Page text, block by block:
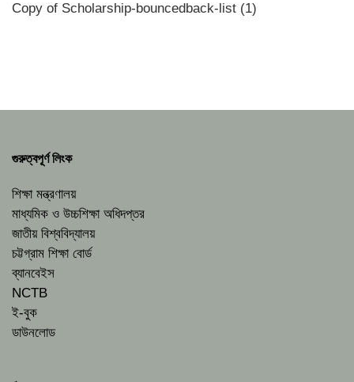
Copy of Scholarship-bouncedback-list (1)
গুরুত্বপূর্ণ লিংক
শিক্ষা মন্ত্রণালয়
মাধ্যমিক ও উচ্চশিক্ষা অধিদপ্তর
জাতীয় বিশ্ববিদ্যালয়
চট্টগ্রাম শিক্ষা বোর্ড
ব্যানবেইস
NCTB
ই-বুক
ডাউনলোড